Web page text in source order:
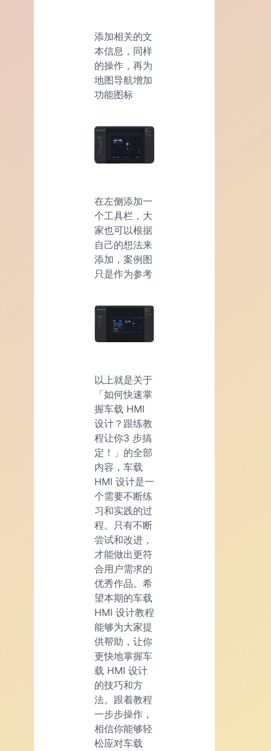
添加相关的文
本信息，同样
的操作，再为
地图导航增加
功能图标
在左侧添加一
个工具栏，大
家也可以根据
自己的想法来
添加，案例图
只是作为参考
以上就是关于
「如何快速掌
握车载 HMI
设计？跟练教
程让你3 步搞
定！」的全部
内容，车载
HMI 设计是一
个需要不断练
习和实践的过
程。只有不断
尝试和改进，
才能做出更符
合用户需求的
优秀作品。希
望本期的车载
HMI 设计教程
能够为大家提
供帮助，让你
更快地掌握车
载 HMI 设计
的技巧和方
法。跟着教程
一步步操作，
相信你能够轻
松应对车载